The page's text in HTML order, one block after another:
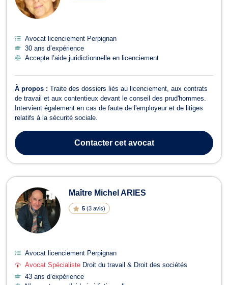
Avocat licenciement Perpignan
30 ans d’expérience
Accepte l’aide juridictionnelle en licenciement
À propos : Traite des dossiers liés au licenciement, aux contrats
de travail et aux contentieux devant le conseil des prud'hommes.
Intervient également en cas de faute de l'employeur et de litiges
relatifs à la sécurité sociale.
Contactercet avocat
Maître Michel ARIES
5 (3 avis)
Avocat licenciement Perpignan
Avocat Spécialiste Droit du travail & Droit des sociétés
43 ans d’expérience